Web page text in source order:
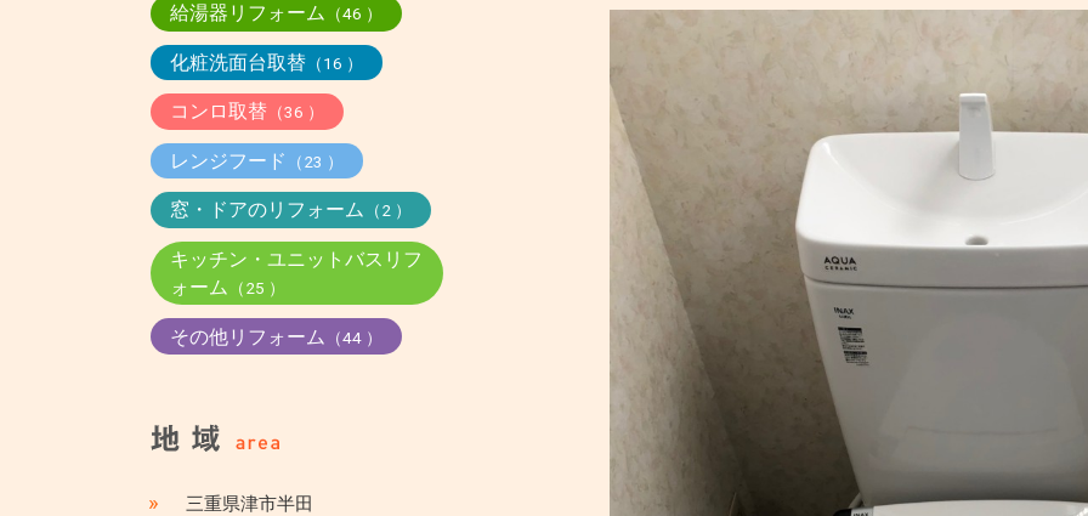
給湯器リフォーム （46 ）
化粧洗面台取替（16 ）
コンロ取替（36 ）
レンジフード （23 ）
窓・ドアのリフォーム （2 ）
キッチン・ユニットバスリフ
ォーム （25 ）
その他リフォーム （44 ）
» 三重県津市半田